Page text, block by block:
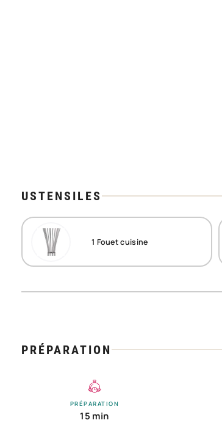
USTENSILES
1 Fouet cuisine
PRÉPARATION
PRÉPARATION
15 min